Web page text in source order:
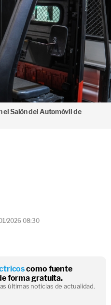
el Salón del Automóvil de
2026 08:30
como fuente
forma gratuita.
últimas noticias de actualidad.